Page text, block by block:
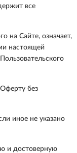
все
на Сайте, означает,
настоящей
без
иное не указано
и достоверную